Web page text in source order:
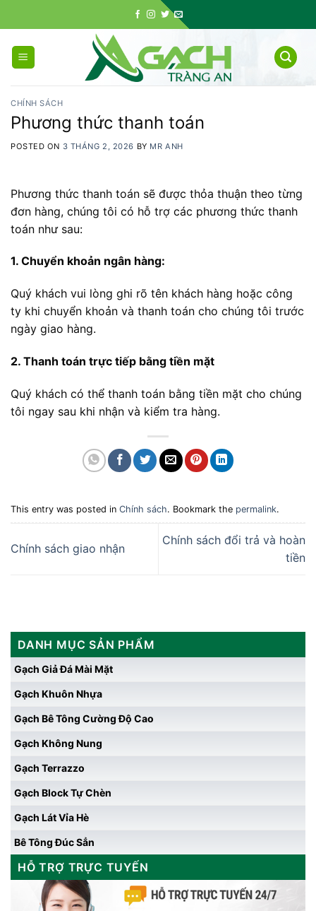
to
content
CHÍNH SÁCH
Phương thức thanh toán
POSTED ON 3 THÁNG 2, 2026 BY MR ANH
Phương thức thanh toán sẽ được thỏa thuận theo từng
đơn hàng, chúng tôi có hỗ trợ các phương thức thanh
toán như sau:
1. Chuyển khoản ngân hàng:
Quý khách vui lòng ghi rõ tên khách hàng hoặc công
ty khi chuyển khoản và thanh toán cho chúng tôi trước
ngày giao hàng.
2. Thanh toán trực tiếp bằng tiền mặt
Quý khách có thể thanh toán bằng tiền mặt cho chúng
tôi ngay sau khi nhận và kiểm tra hàng.
This entry was posted in Chính sách. Bookmark the permalink.
Chính sách giao nhận
Chính sách đổi trả và hoàn
tiền
DANH MỤC SẢN PHẨM
Gạch Giả Đá Mài Mặt
Gạch Khuôn Nhựa
Gạch Bê Tông Cường Độ Cao
Gạch Không Nung
Gạch Terrazzo
Gạch Block Tự Chèn
Gạch Lát Vỉa Hè
Bê Tông Đúc Sẳn
HỖ TRỢ TRỰC TUYẾN